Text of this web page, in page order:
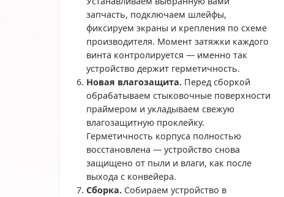
запчасть, подключаем шлейфы,
фиксируем экраны и крепления по схеме
производителя. Момент затяжки каждого
винта контролируется — именно так
устройство держит герметичность.
Новая влагозащита. Перед сборкой
обрабатываем стыковочные поверхности
праймером и укладываем свежую
влагозащитную проклейку.
Герметичность корпуса полностью
восстановлена — устройство снова
защищено от пыли и влаги, как после
выхода с конвейера.
Сборка. Собираем устройство в